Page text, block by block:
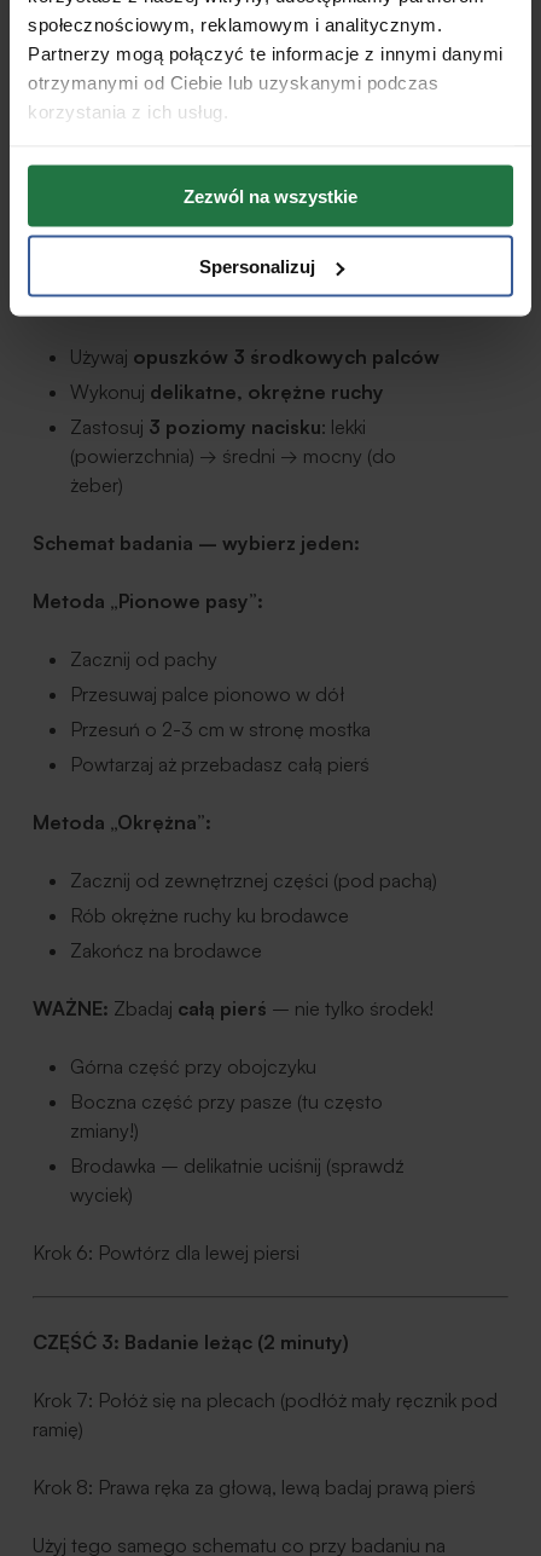
społecznościowym, reklamowym i analitycznym.
Partnerzy mogą połączyć te informacje z innymi danymi
otrzymanymi od Ciebie lub uzyskanymi podczas
korzystania z ich usług.
Zezwól na wszystkie
Spersonalizuj
wypukłości.
CZĘŚĆ 2: Badanie palpacyjne na stojąco (pod
prysznicem)
Krok 4: Prawa ręka za głową
Krok 5: Lewą ręką zbadaj prawą pierś
Technika:
Używaj opuszków 3 środkowych palców
Wykonuj delikatne, okrężne ruchy
Zastosuj 3 poziomy nacisku: lekki
(powierzchnia) → średni → mocny (do
żeber)
Schemat badania – wybierz jeden:
Metoda „Pionowe pasy”:
Zacznij od pachy
Przesuwaj palce pionowo w dół
Przesuń o 2-3 cm w stronę mostka
Powtarzaj aż przebadasz całą pierś
Metoda „Okrężna”:
Zacznij od zewnętrznej części (pod pachą)
Rób okrężne ruchy ku brodawce
Zakończ na brodawce
WAŻNE: Zbadaj całą pierś – nie tylko środek!
Górna część przy obojczyku
Boczna część przy pasze (tu często
zmiany!)
Brodawka – delikatnie uciśnij (sprawdź
wyciek)
Krok 6: Powtórz dla lewej piersi
CZĘŚĆ 3: Badanie leżąc (2 minuty)
Krok 7: Połóż się na plecach (podłóż mały ręcznik pod
ramię)
Krok 8: Prawa ręka za głową, lewą badaj prawą pierś
Użyj tego samego schematu co przy badaniu na